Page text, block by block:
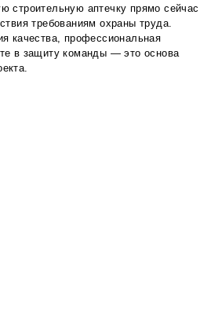
строительную аптечку прямо сейчас
требованиям охраны труда.
качества, профессиональная
в защиту команды — это основа